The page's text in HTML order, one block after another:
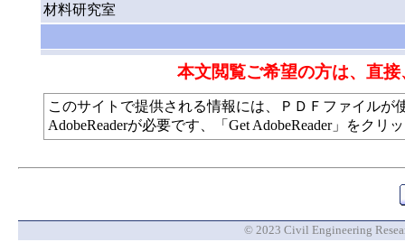
材料研究室
本文閲覧ご希望の方は、直
このサイトで提供される情報には、ＰＤＦファイル
AdobeReaderが必要です、「Get AdobeReader」をク
© 2023 Civil Engineering